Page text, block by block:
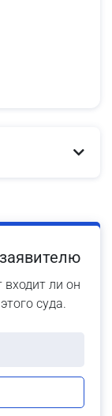
входит ли он
суда.